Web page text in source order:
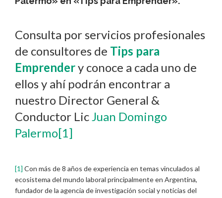
Consulta por servicios profesionales
de consultores de Tips para
Emprendery conoce a cada uno de
ellos y ahí podrán encontrar a
nuestro Director General &
Conductor LicJuan Domingo
Palermo[1]
[1] Con más de 8 años de experiencia en temas vinculados al
ecosistema del mundo laboral principalmente en Argentina,
fundador de la agencia de investigación social y noticias del